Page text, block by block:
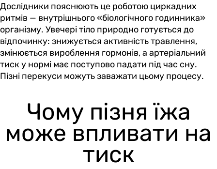
Дослідники пояснюють це роботою циркадних
ритмів — внутрішнього «біологічного годинника»
організму. Увечері тіло природно готується до
відпочинку: знижується активність травлення,
змінюється вироблення гормонів, а артеріальний
тиск у нормі має поступово падати під час сну.
Пізні перекуси можуть заважати цьому процесу.
Чому пізня їжа
може впливати на
тиск